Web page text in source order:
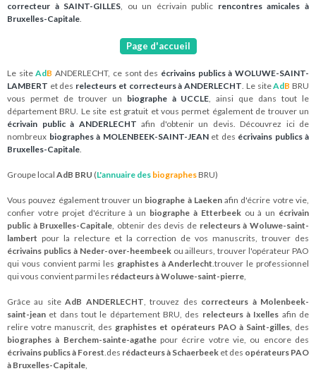
correcteur à SAINT-GILLES, ou un écrivain public rencontres amicales à
Bruxelles-Capitale.
Page d'accueil
Le siteAdB ANDERLECHT, ce sont des écrivains publics à WOLUWE-SAINT-
LAMBERT et des relecteurs et correcteurs à ANDERLECHT. Le siteAdB BRU
vous permet de trouver un biographe à UCCLE, ainsi que dans tout le
département BRU. Le site est gratuit et vous permet également de trouver un
écrivain public à ANDERLECHT afin d'obtenir un devis. Découvrez ici de
nombreux biographes à MOLENBEEK-SAINT-JEANet des écrivains publics à
Bruxelles-Capitale.
Groupe local AdB BRU (L'annuaire des biographesBRU)
Vous pouvez également trouver un biographe à Laekenafin d'écrire votre vie,
confier votre projet d'écriture à un biographe à Etterbeekou à un écrivain
public à Bruxelles-Capitale, obtenir des devis de relecteurs à Woluwe-saint-
lambert pour la relecture et la correction de vos manuscrits, trouver des
écrivains publics à Neder-over-heembeekou ailleurs, trouver l'opérateur PAO
qui vous convient parmi les graphistes à Anderlecht.trouver le professionnel
qui vous convient parmi les rédacteurs à Woluwe-saint-pierre,
Grâce au siteAdB ANDERLECHT, trouvez des correcteurs à Molenbeek-
saint-jean et dans tout le département BRU, des relecteurs à Ixelles afin de
relire votre manuscrit, des graphistes et opérateurs PAO à Saint-gilles, des
biographes à Berchem-sainte-agathepour écrire votre vie, ou encore des
écrivains publics à Forest.des rédacteurs à Schaerbeek et des opérateurs PAO
à Bruxelles-Capitale,